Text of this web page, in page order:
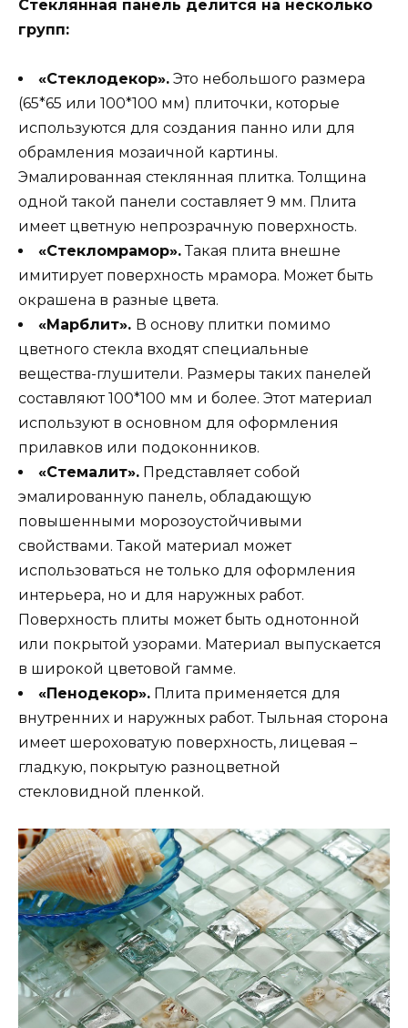
Стеклянная панель делится на несколько
групп:
«Стеклодекор». Это небольшого размера
(65*65 или 100*100 мм) плиточки, которые
используются для создания панно или для
обрамления мозаичной картины.
Эмалированная стеклянная плитка. Толщина
одной такой панели составляет 9 мм. Плита
имеет цветную непрозрачную поверхность.
«Стекломрамор».Такая плита внешне
имитирует поверхность мрамора. Может быть
окрашена в разные цвета.
«Марблит». В основу плитки помимо
цветного стекла входят специальные
вещества-глушители. Размеры таких панелей
составляют 100*100 мм и более. Этот материал
используют в основном для оформления
прилавков или подоконников.
«Стемалит». Представляет собой
эмалированную панель, обладающую
повышенными морозоустойчивыми
свойствами. Такой материал может
использоваться не только для оформления
интерьера, но и для наружных работ.
Поверхность плиты может быть однотонной
или покрытой узорами. Материал выпускается
в широкой цветовой гамме.
«Пенодекор». Плита применяется для
внутренних и наружных работ. Тыльная сторона
имеет шероховатую поверхность, лицевая –
гладкую, покрытую разноцветной
стекловидной пленкой.